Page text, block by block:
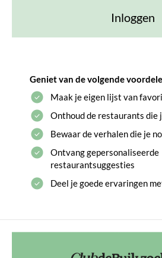
Inloggen
Geniet van de volgende
Maak je eigen lijst van
Onthoud de restaurants die
Bewaar de verhalen die je
Ontvang gepersonaliseerde
restaurantsuggesties
Deel je goede ervaringen